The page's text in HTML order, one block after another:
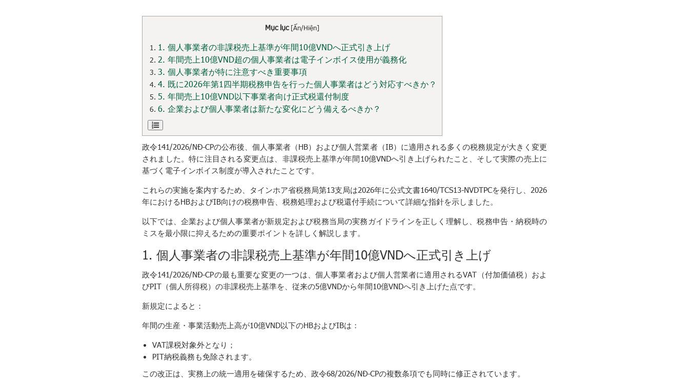
Mục lục [Ẩn/Hiện]
1. 個人事業者の非課税売上基準が年間10億VNDへ正式引き上げ
2. 年間売上10億VND超の個人事業者は電子インボイス使用が義務化
3. 個人事業者が特に注意すべき重要事項
4. 既に2026年第1四半期税務申告を行った個人事業者はどう対応すべきか？
5. 年間売上10億VND以下事業者向け正式税還付制度
6. 企業および個人事業者は新たな変化にどう備えるべきか？
政令141/2026/NĐ-CPの公布後、個人事業者（HB）および個人営業者（IB）に適用される多くの税務規定が大きく変更
されました。特に注目される変更点は、非課税売上基準が年間10億VNDへ引き上げられたこと、そして実際の売上に
基づく電子インボイス制度が導入されたことです。
これらの実施を案内するため、タインホア省税務局第13支局は2026年に公式文書1640/TCS13-NVDTPCを発行し、2026
年におけるHBおよびIB向けの税務申告、税務処理および税還付手続について詳細な指針を示しました。
以下では、企業および個人事業者が新規定および税務当局の実務ガイドラインを正しく理解し、税務申告・納税時の
ミスを最小限に抑えるための重要ポイントを詳しく解説します。
1. 個人事業者の非課税売上基準が年間10億VNDへ正式引き上げ
政令141/2026/NĐ-CPの最も重要な変更の一つは、個人事業者および個人営業者に適用されるVAT（付加価値税）およ
びPIT（個人所得税）の非課税売上基準を、従来の5億VNDから年間10億VNDへ引き上げた点です。
新規定によると：
年間の生産・事業活動売上高が10億VND以下のHBおよびIBは：
VAT課税対象外となり；
PIT納税義務も免除されます。
この改正は、実務上の統一適用を確保するため、政令68/2026/NĐ-CPの複数条項でも同時に修正されています。